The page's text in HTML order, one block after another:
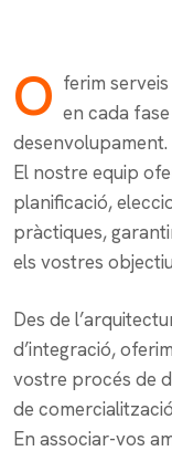
O ferim
en cada
desenvolupament.
El nostre equip
planificació,
pràctiques,
els vostres
Des de
d’integració,
vostre procés de
de
En associar-vos